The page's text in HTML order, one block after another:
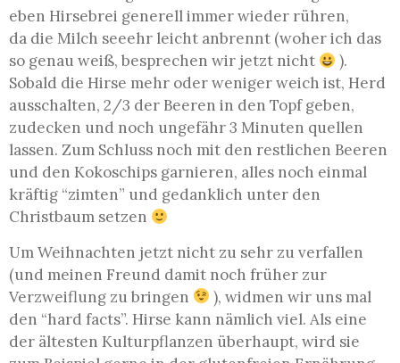
eben Hirsebrei generell immer wieder rühren,
da die Milch seeehr leicht anbrennt (woher ich das
so genau weiß, besprechen wir jetzt nicht
).
Sobald die Hirse mehr oder weniger weich ist, Herd
ausschalten, 2/3 der Beeren in den Topf geben,
zudecken und noch ungefähr 3 Minuten quellen
lassen. Zum Schluss noch mit den restlichen Beeren
und den Kokoschips garnieren, alles noch einmal
kräftig “zimten” und gedanklich unter den
Christbaum setzen
Um Weihnachten jetzt nicht zu sehr zu verfallen
(und meinen Freund damit noch früher zur
Verzweiflung zu bringen
), widmen wir uns mal
den “hard facts”. Hirse kann nämlich viel. Als eine
der ältesten Kulturpflanzen überhaupt, wird sie